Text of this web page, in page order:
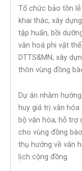
Tổ chức bảo tồn
khai thác, xây
tập huấn, bồi
văn hoá phi vật
DTTS&MN; xây
thôn vùng đồng
Dự án nhằm
huy giá trị văn
bộ văn hóa; hỗ trợ
cho vùng đồng
thụ hưởng về văn
lịch cộng đồng.